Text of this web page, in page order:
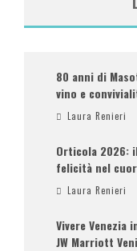
80 anni di
vino e
Laura Renieri
Orticola 2026:
felicità nel
Laura Renieri
Vivere Venezia
JW Marriott